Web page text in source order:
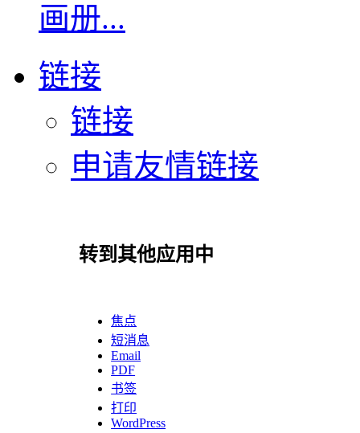
画册...
链接
链接
申请友情链接
转到其他应用中
焦点
短消息
Email
PDF
书签
打印
WordPress